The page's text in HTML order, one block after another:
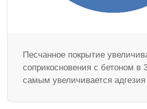
Песчанное покрытие
соприкосновения с бетоном в
самым увеличивается адгезия